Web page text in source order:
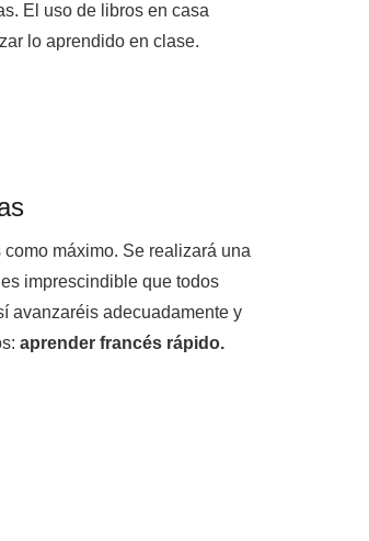
El uso de libros en casa
lo aprendido en clase.
máximo. Se realizará una
imprescindible que todos
avanzaréis adecuadamente y
aprender francés rápido.